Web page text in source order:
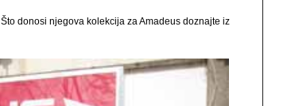
Što donosi njegova kolekcija za Amadeus doznajte iz